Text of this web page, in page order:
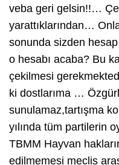
veba geri gelsin!!…
yarattıklarından…
sonunda sizden
o hesabı acaba? Bu
çekilmesi
ki dostlarıma …
sunulamaz,tartışma
yılında tüm partilerin
TBMM Hayvan
edilmemesi meclis